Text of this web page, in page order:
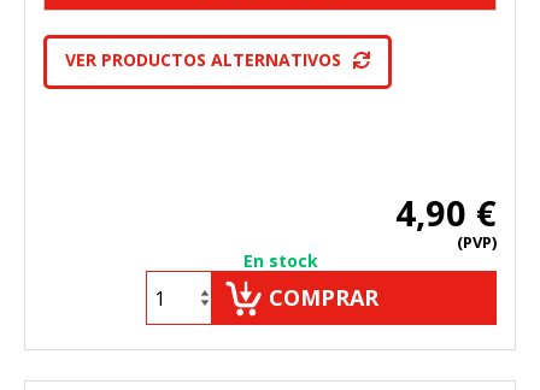
VER PRODUCTOS ALTERNATIVOS
4,90 €
(PVP)
En stock
COMPRAR